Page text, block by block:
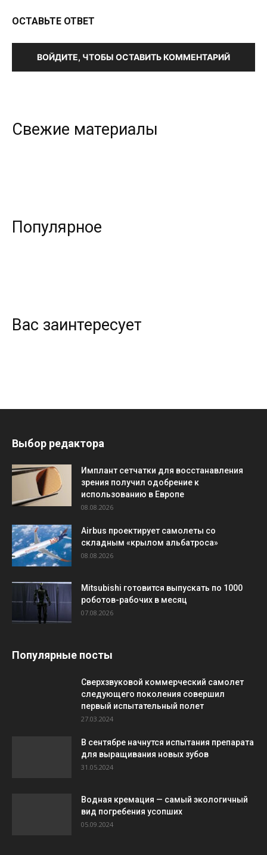
ОСТАВЬТЕ ОТВЕТ
ВОЙДИТЕ, ЧТОБЫ ОСТАВИТЬ КОММЕНТАРИЙ
Свежие материалы
Популярное
Вас заинтересует
Выбор редактора
Имплант сетчатки для восстанавления
зрения получил одобрение к
использованию в Европе
08.08.2026
Airbus проектирует самолеты со
складным «крылом альбатроса»
08.08.2026
Mitsubishi готовится выпускать по 1000
роботов-рабочих в месяц
07.08.2026
Популярные посты
Сверхзвуковой коммерческий самолет
следующего поколения совершил
первый испытательный полет
27.03.2024
В сентябре начнутся испытания препарата
для выращивания новых зубов
31.05.2024
Водная кремация — самый экологичный
вид погребения усопших
05.09.2024